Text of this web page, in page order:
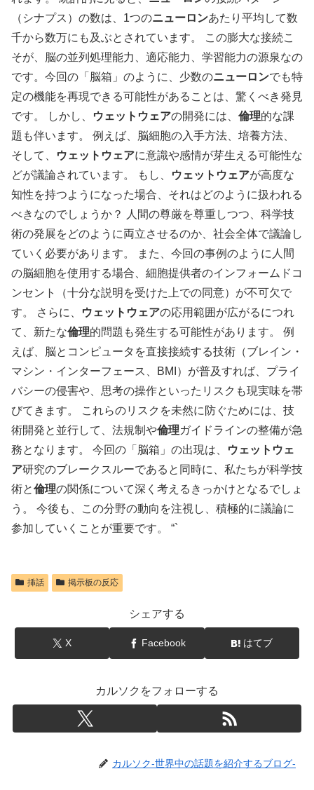
（シナプス）の数は、1つのニューロンあたり平均して数
千から数万にも及ぶとされています。 この膨大な接続こ
そが、脳の並列処理能力、適応能力、学習能力の源泉なの
です。今回の「脳箱」のように、少数のニューロンでも特
定の機能を再現できる可能性があることは、驚くべき発見
です。
しかし、 ウェットウェアの開発には、 倫理的な課
題も伴います。 例えば、脳細胞の入手方法、培養方法、
そして、
ウェットウェアに意識や感情が芽生える可能性な
どが議論されています。 もし、
ウェットウェアが高度な
知性を持つようになった場合、それはどのように扱われる
べきなのでしょうか？ 人間の尊厳を尊重しつつ、科学技
術の発展をどのように両立させるのか、社会全体で議論し
ていく必要があります。 また、今回の事例のように人間
の脳細胞を使用する場合、細胞提供者のインフォームドコ
ンセント（十分な説明を受けた上での同意）が不可欠で
す。
さらに、 ウェットウェアの応用範囲が広がるにつれ
て、新たな倫理的問題も発生する可能性があります。 例
えば、脳とコンピュータを直接接続する技術（ブレイン・
マシン・インターフェース、BMI）が普及すれば、プライ
バシーの侵害や、思考の操作といったリスクも現実味を帯
びてきます。 これらのリスクを未然に防ぐためには、技
術開発と並行して、法規制や倫理ガイドラインの整備が急
務となります。 今回の「脳箱」の出現は、
ウェットウェ
ア研究のブレークスルーであると同時に、私たちが科学技
術と倫理の関係について深く考えるきっかけとなるでしょ
う。 今後も、この分野の動向を注視し、積極的に議論に
参加していくことが重要です。 “`
挿話 掲示板の反応
シェアする
X Facebook はてブ
カルソクをフォローする
カルソク-世界中の話題を紹介するブログ-